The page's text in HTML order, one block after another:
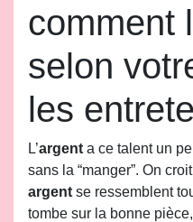
comment
selon
les
L’argent a ce talent un
sans la “manger”. On
argent se ressemblent
tombe sur la bonne